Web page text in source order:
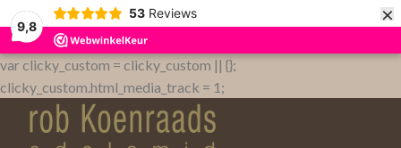
9,8
53 Reviews ×
var clicky_custom = clicky_custom || {};
clicky_custom.html_media_track = 1;